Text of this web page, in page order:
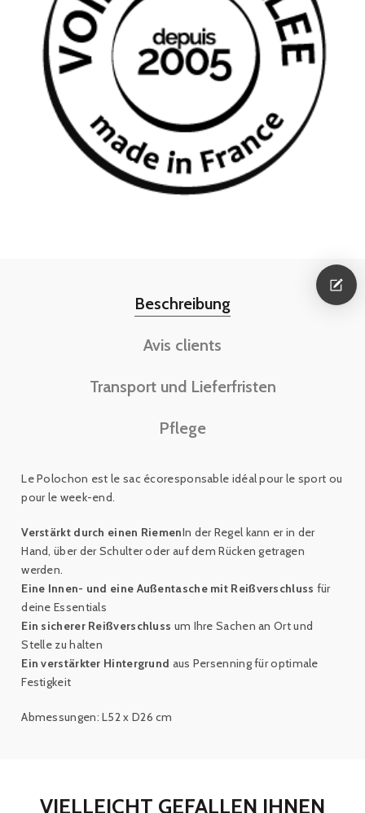
Beschreibung
Avis clients
Transport und Lieferfristen
Pflege
Le Polochon est le sac écoresponsable idéal pour le sport ou
pour le week-end.
Verstärkt durch einen RiemenIn der Regel kann er in der
Hand, über der Schulter oder auf dem Rücken getragen
werden.
Eine Innen- und eine Außentasche mit Reißverschluss für
deine Essentials
Ein sicherer Reißverschluss um Ihre Sachen an Ort und
Stelle zu halten
Ein verstärkter Hintergrund aus Persenning für optimale
Festigkeit
Abmessungen: L52 x D26 cm
VIELLEICHT GEFALLEN IHNEN